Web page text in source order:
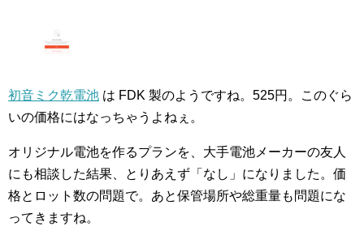
初音ミク乾電池 は FDK 製のようですね。525円。このぐら
いの価格にはなっちゃうよねぇ。
オリジナル電池を作るプランを、大手電池メーカーの友人
にも相談した結果、とりあえず「なし」になりました。価
格とロット数の問題で。あと保管場所や総重量も問題にな
ってきますね。